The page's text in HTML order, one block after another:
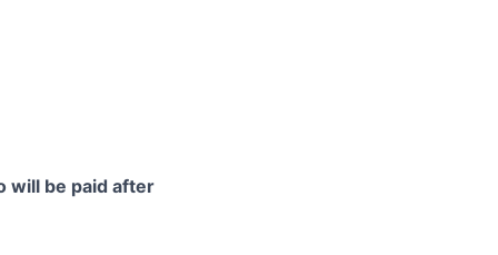
will be paid after